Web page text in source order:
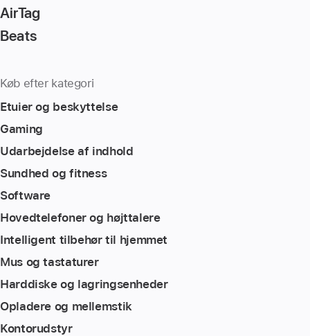
AirTag
Beats
Køb efter kategori
Etuier og beskyttelse
Gaming
Udarbejdelse af indhold
Sundhed og fitness
Software
Hovedtelefoner og højttalere
Intelligent tilbehør til hjemmet
Mus og tastaturer
Harddiske og lagringsenheder
Opladere og mellemstik
Kontorudstyr